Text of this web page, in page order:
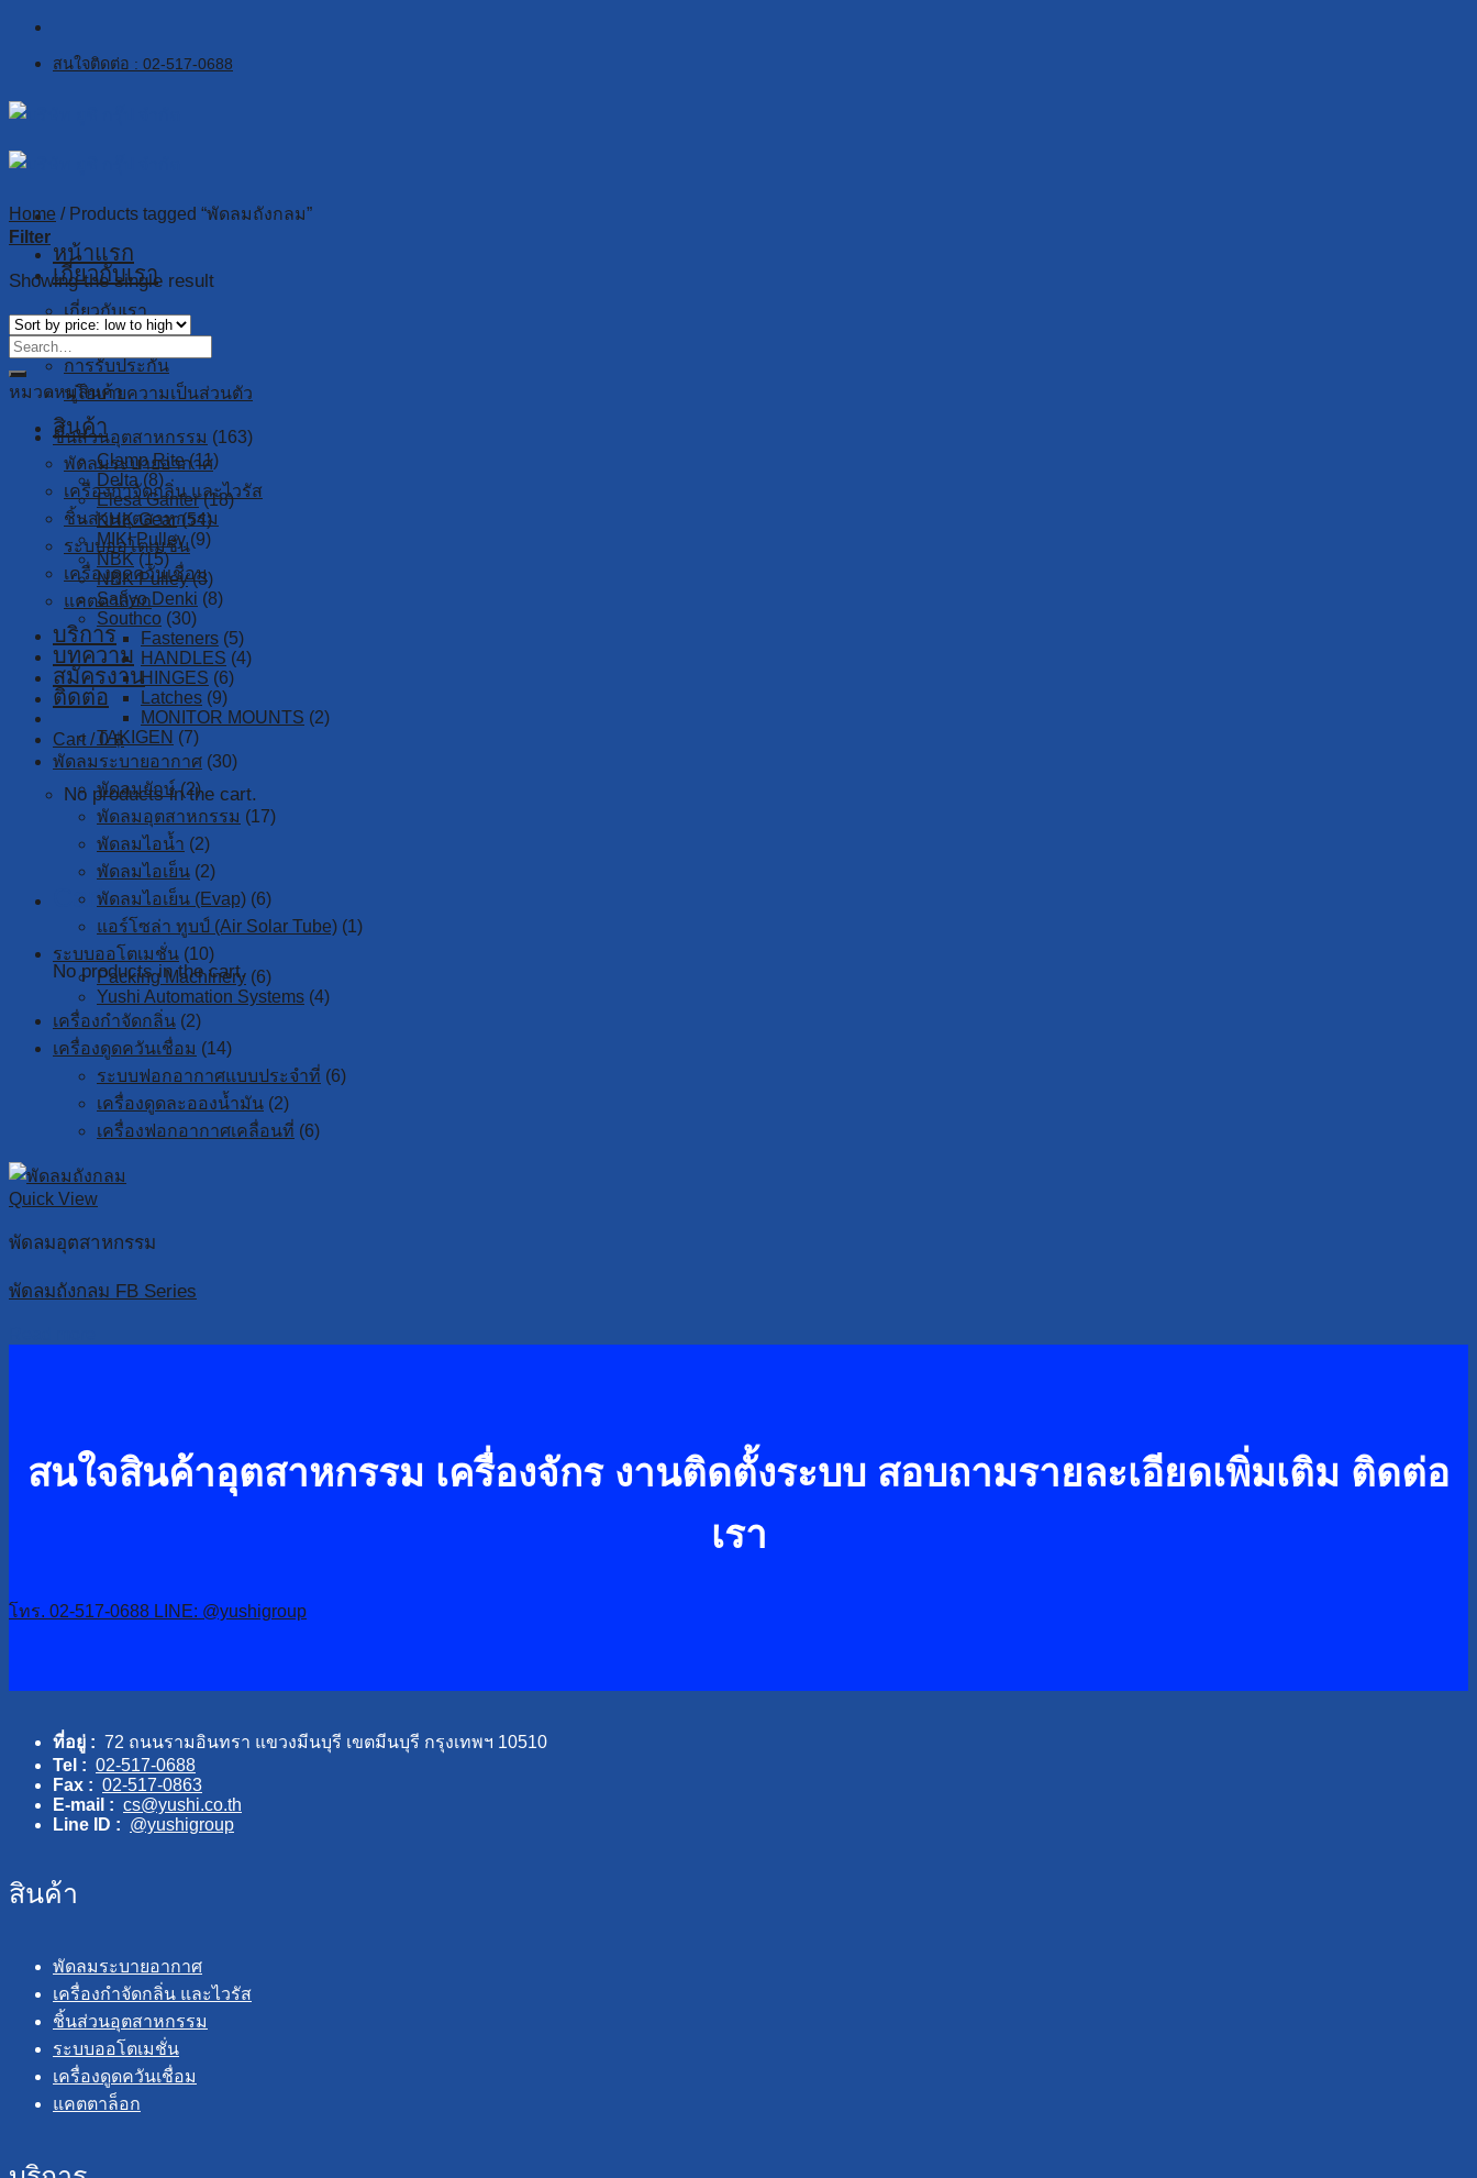
Skip
contentสนใจติดต่อ : 02-517-0688
หน้าแรก
เกี่ยวกับเรา
เกี่ยวกับเรา
งานวิจัย
การรับประกัน
นโยบายความเป็นส่วนตัว
สินค้า
พัดลมระบายอากาศ
เครื่องกำจัดกลิ่น และไวรัส
ชิ้นส่วนอุตสาหกรรม
ระบบออโตเมชั่น
เครื่องดูดควันเชื่อม
แคตตาล็อก
บริการ
บทความ
สมัครงาน
ติดต่อ
Cart /0฿
No products in the cart.
Cart
No products in the cart.
Home /Products tagged “พัดลมถังกลม”
Filter
Showing the single result
หมวดหมู่สินค้า
ชิ้นส่วนอุตสาหกรรม (163)
Clamp Rite (11)
Delta (8)
Elesa Ganter (18)
KHK Gear (54)
MIKI Pulley (9)
NBK (15)
NBK Pulley (3)
Sanyo Denki (8)
Southco (30)
Fasteners (5)
HANDLES (4)
HINGES (6)
Latches (9)
MONITOR MOUNTS (2)
TAKIGEN (7)
พัดลมระบายอากาศ (30)
พัดลมยักษ์ (2)
พัดลมอุตสาหกรรม (17)
พัดลมไอน้ำ (2)
พัดลมไอเย็น (2)
พัดลมไอเย็น (Evap) (6)
แอร์โซล่า ทูบป์ (Air Solar Tube) (1)
ระบบออโตเมชั่น (10)
Packing Machinery (6)
Yushi Automation Systems (4)
เครื่องกำจัดกลิ่น (2)
เครื่องดูดควันเชื่อม (14)
ระบบฟอกอากาศแบบประจำที่ (6)
เครื่องดูดละอองน้ำมัน (2)
เครื่องฟอกอากาศเคลื่อนที่ (6)
Quick View
พัดลมอุตสาหกรรม
พัดลมถังกลม FB Series
สนใจสินค้าอุตสาหกรรม เครื่องจักร งานติดตั้งระบบ สอบถามรายละเอียดเพิ่มเติม ติดต่อ
เรา
โทร. 02-517-0688 LINE: @yushigroup
ที่อยู่ : 72 ถนนรามอินทรา แขวงมีนบุรี เขตมีนบุรี กรุงเทพฯ 10510
Tel : 02-517-0688
Fax : 02-517-0863
E-mail : cs@yushi.co.th
Line ID : @yushigroup
สินค้า
พัดลมระบายอากาศ
เครื่องกำจัดกลิ่น และไวรัส
ชิ้นส่วนอุตสาหกรรม
ระบบออโตเมชั่น
เครื่องดูดควันเชื่อม
แคตตาล็อก